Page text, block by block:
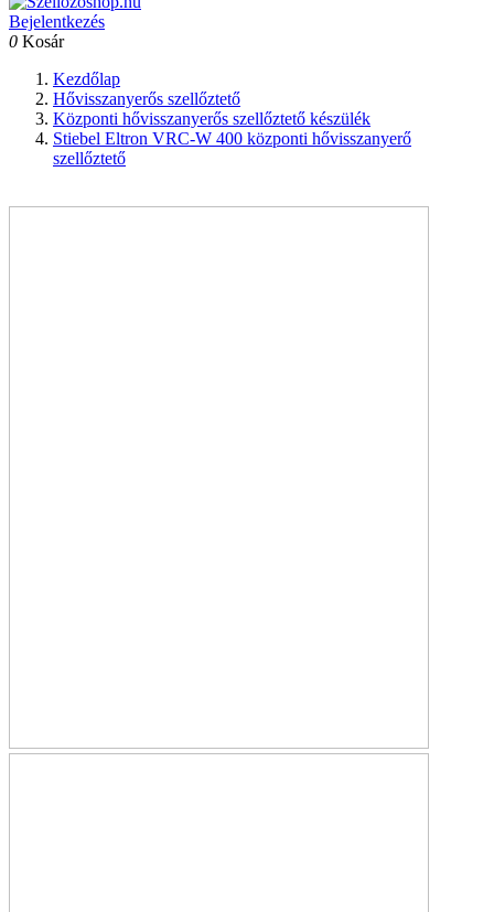
Bejelentkezés
0 Kosár
Kezdőlap
Hővisszanyerős szellőztető
Központi hővisszanyerős szellőztető készülék
Stiebel Eltron VRC-W 400 központi hővisszanyerő
szellőztető